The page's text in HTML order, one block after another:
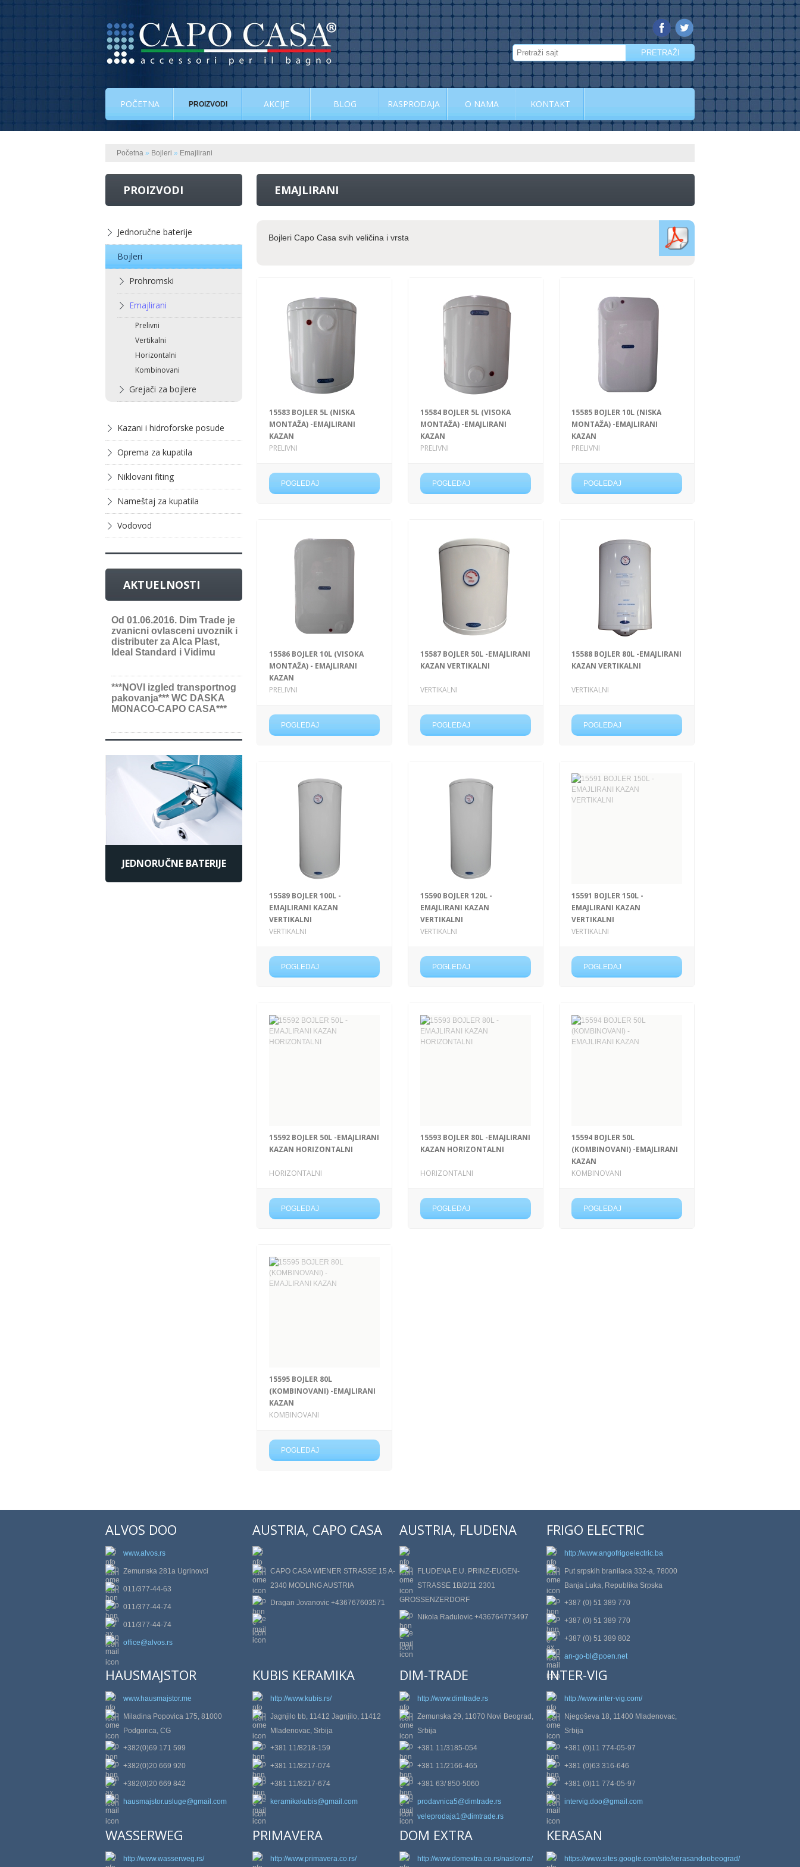
POČETNA PROIZVODI AKCIJE BLOG RASPRODAJA O NAMA KONTAKT
Početna » Bojleri » Emajlirani
PROIZVODI
Jednoručne baterije
Bojleri
Prohromski
Emajlirani
Prelivni
Vertikalni
Horizontalni
Kombinovani
Grejači za bojlere
Kazani i hidroforske posude
Oprema za kupatila
Niklovani fiting
Nameštaj za kupatila
Vodovod
AKTUELNOSTI
Od 01.06.2016. Dim Trade je
zvanicni ovlasceni uvoznik i
distributer za Alca Plast,
Ideal Standard i Vidimu
***NOVI izgled transportnog
pakovanja*** WC DASKA
MONACO-CAPO CASA***
JEDNORUČNE BATERIJE
EMAJLIRANI
Bojleri Capo Casa svih veličina i vrsta
15583 BOJLER 5L (NISKA
MONTAŽA) -EMAJLIRANI
KAZAN
PRELIVNI
POGLEDAJ
15584 BOJLER 5L (VISOKA
MONTAŽA) -EMAJLIRANI
KAZAN
PRELIVNI
POGLEDAJ
15585 BOJLER 10L (NISKA
MONTAŽA) -EMAJLIRANI
KAZAN
PRELIVNI
POGLEDAJ
15586 BOJLER 10L (VISOKA
MONTAŽA) - EMAJLIRANI
KAZAN
PRELIVNI
POGLEDAJ
15587 BOJLER 50L -EMAJLIRANI
KAZAN VERTIKALNI
VERTIKALNI
POGLEDAJ
15588 BOJLER 80L -EMAJLIRANI
KAZAN VERTIKALNI
VERTIKALNI
POGLEDAJ
15589 BOJLER 100L -
EMAJLIRANI KAZAN
VERTIKALNI
VERTIKALNI
POGLEDAJ
15590 BOJLER 120L -
EMAJLIRANI KAZAN
VERTIKALNI
VERTIKALNI
POGLEDAJ
15591 BOJLER 150L -
EMAJLIRANI KAZAN
VERTIKALNI
VERTIKALNI
POGLEDAJ
15592 BOJLER 50L -EMAJLIRANI
KAZAN HORIZONTALNI
HORIZONTALNI
POGLEDAJ
15593 BOJLER 80L -EMAJLIRANI
KAZAN HORIZONTALNI
HORIZONTALNI
POGLEDAJ
15594 BOJLER 50L
(KOMBINOVANI) -EMAJLIRANI
KAZAN
KOMBINOVANI
POGLEDAJ
15595 BOJLER 80L
(KOMBINOVANI) -EMAJLIRANI
KAZAN
KOMBINOVANI
POGLEDAJ
ALVOS DOO
www.alvos.rs
Zemunska 281a Ugrinovci
011/377-44-63
011/377-44-74
011/377-44-74
office@alvos.rs
AUSTRIA, CAPO CASA
CAPO CASA WIENER STRASSE 15 A-
2340 MODLING AUSTRIA
Dragan Jovanovic +436767603571
AUSTRIA, FLUDENA
FLUDENA E.U. PRINZ-EUGEN-
STRASSE 1B/2/11 2301
GROSSENZERDORF
Nikola Radulovic +436764773497
FRIGO ELECTRIC
http://www.angofrigoelectric.ba
Put srpskih branilaca 332-a, 78000
Banja Luka, Republika Srpska
+387 (0) 51 389 770
+387 (0) 51 389 770
+387 (0) 51 389 802
an-go-bl@poen.net
HAUSMAJSTOR
www.hausmajstor.me
Miladina Popovica 175, 81000
Podgorica, CG
+382(0)69 171 599
+382(0)20 669 920
+382(0)20 669 842
hausmajstor.usluge@gmail.com
KUBIS KERAMIKA
http://www.kubis.rs/
Jagnjilo bb, 11412 Jagnjilo, 11412
Mladenovac, Srbija
+381 11/8218-159
+381 11/8217-074
+381 11/8217-674
keramikakubis@gmail.com
DIM-TRADE
http://www.dimtrade.rs
Zemunska 29, 11070 Novi Beograd,
Srbija
+381 11/3185-054
+381 11/2166-465
+381 63/ 850-5060
prodavnica5@dimtrade.rs
veleprodaja1@dimtrade.rs
INTER-VIG
http://www.inter-vig.com/
Njegoševa 18, 11400 Mladenovac,
Srbija
+381 (0)11 774-05-97
+381 (0)63 316-646
+381 (0)11 774-05-97
intervig.doo@gmail.com
WASSERWEG
http://www.wasserweg.rs/
PRIMAVERA
http://www.primavera.co.rs/
DOM EXTRA
http://www.domextra.co.rs/naslovna/
KERASAN
https://www.sites.google.com/site/kerasandoobeograd/